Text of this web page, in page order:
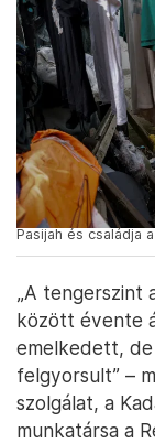
Pasijah és családja
„A tengerszint
között évente
emelkedett,
felgyorsult” –
szolgálat, a
munkatársa a